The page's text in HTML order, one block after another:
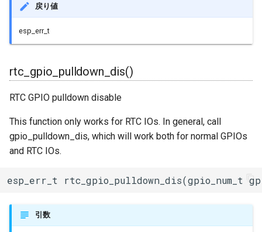
WiFiMulti
WiFiScanClass
戻り値
esp_err_t
rtc_gpio_pulldown_dis()
RTC GPIO pulldown disable
This function only works for RTC IOs. In general, call
gpio_pulldown_dis, which will work both for normal GPIOs
and RTC IOs.
esp_err_t rtc_gpio_pulldown_dis(gpio_num_t
引数